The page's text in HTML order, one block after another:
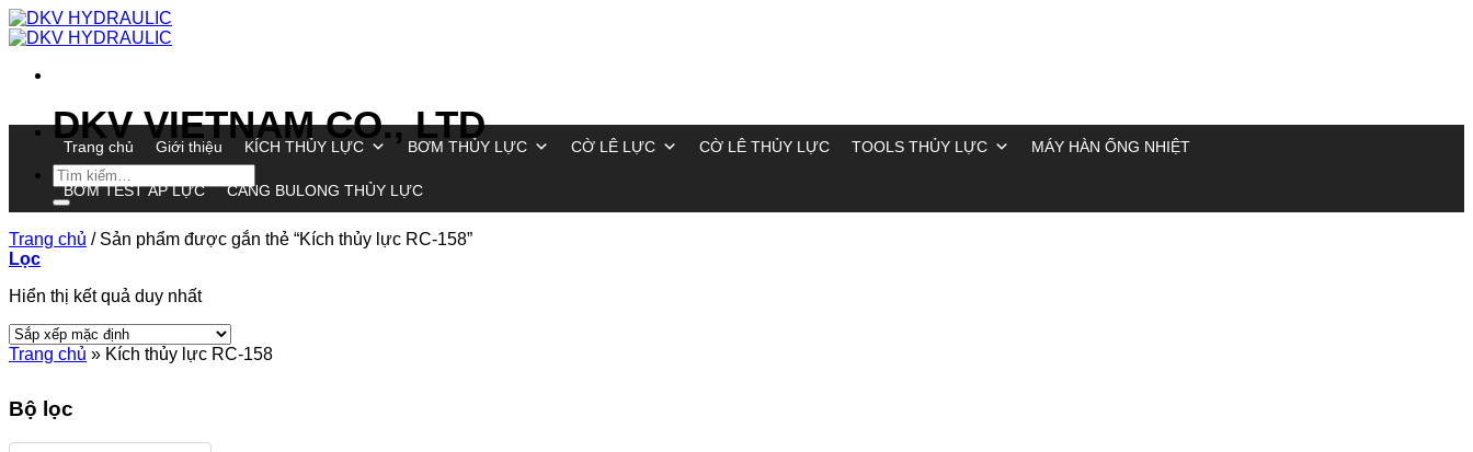
Chuyển
đến
dung
DKV VIETNAM CO., LTD
Tìm
kiếm:
Trang chủ Giới thiệu KÍCH THỦY LỰC BƠM THỦY LỰC CỜ LÊ LỰC CỜ LÊ THỦY LỰC TOOLS THỦY LỰC MÁY HÀN ỐNG NHIỆT
BƠM TEST ÁP LỰC CĂNG BULONG THỦY LỰC
Trang chủ /Sản phẩm được gắn thẻ “Kích thủy lực RC-158”
Lọc
Hiển thị kết quả duy nhất
Trang chủ » Kích thủy lực RC-158
Bộ lọc